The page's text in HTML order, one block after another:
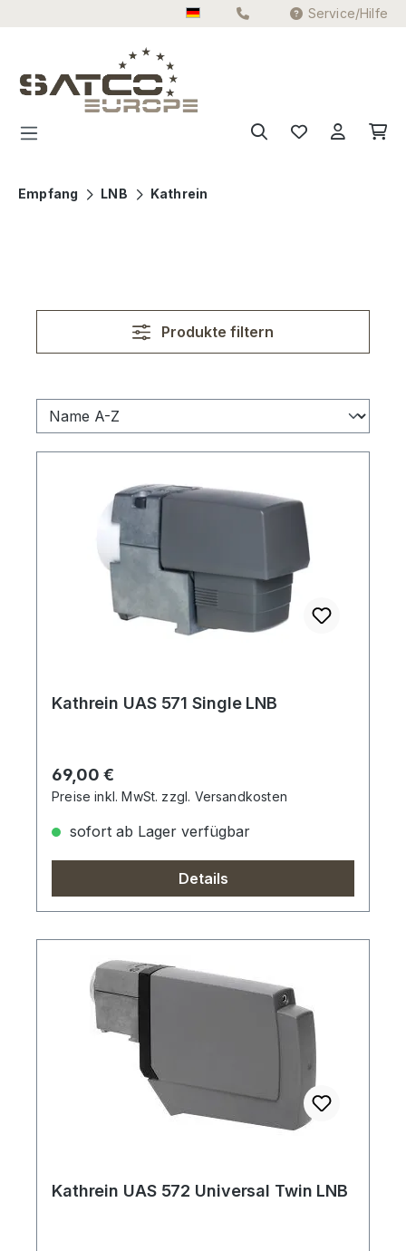
Zum Hauptinhalt springen Service/Hilfe
Empfang LNB Kathrein
Produkte filtern
Kathrein UAS 571 Single LNB
Regulärer Preis:
69,00 €
Preise inkl. MwSt. zzgl. Versandkosten
sofort ab Lager verfügbar
Details
Kathrein UAS 572 Universal Twin LNB